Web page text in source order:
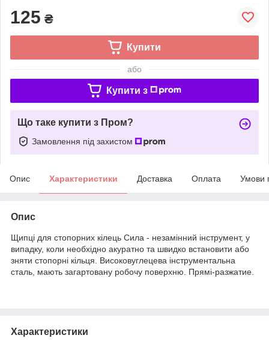
125 ₴
Купити
або
Купити з
Що таке купити з Пром?
Замовлення під захистом
Опис Характеристики Доставка Оплата Умови
Опис
Щипці для стопорних кілець Сила - незамінний інструмент, у
випадку, коли необхідно акуратно та швидко встановити або
зняти стопорні кільця. Високовуглецева інструментальна
сталь, мають загартовану робочу поверхню. Прямі-разжатие.
Характеристики